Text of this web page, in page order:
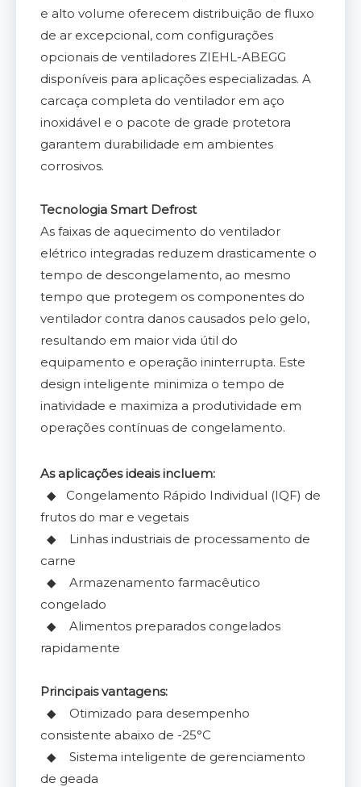
e alto volume oferecem distribuição de fluxo
de ar excepcional, com configurações
opcionais de ventiladores ZIEHL-ABEGG
disponíveis para aplicações especializadas. A
carcaça completa do ventilador em aço
inoxidável e o pacote de grade protetora
garantem durabilidade em ambientes
corrosivos.
Tecnologia Smart Defrost
As faixas de aquecimento do ventilador
elétrico integradas reduzem drasticamente o
tempo de descongelamento, ao mesmo
tempo que protegem os componentes do
ventilador contra danos causados ​​pelo gelo,
resultando em maior vida útil do
equipamento e operação ininterrupta. Este
design inteligente minimiza o tempo de
inatividade e maximiza a produtividade em
operações contínuas de congelamento.
As aplicações ideais incluem:
◆ Congelamento Rápido Individual (IQF) de
frutos do mar e vegetais
◆ Linhas industriais de processamento de
carne
◆ Armazenamento farmacêutico
congelado
◆ Alimentos preparados congelados
rapidamente
Principais vantagens:
◆ Otimizado para desempenho
consistente abaixo de -25°C
◆ Sistema inteligente de gerenciamento
de geada